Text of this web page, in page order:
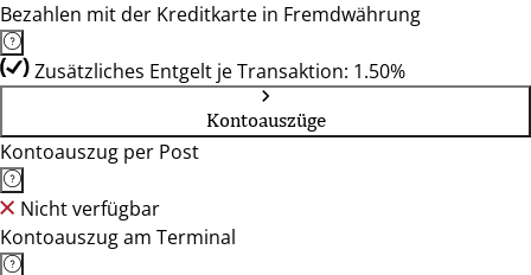
Bezahlen mit der Kreditkarte in Fremdwährung
Zusätzliches Entgelt je Transaktion: 1.50%
Kontoauszüge
Kontoauszug per Post
Nicht verfügbar
Kontoauszug am Terminal